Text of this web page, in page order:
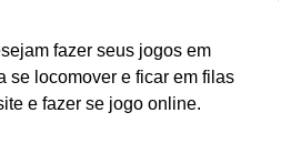
fazer seus jogos em
se locomover e ficar em filas
e fazer se jogo online.